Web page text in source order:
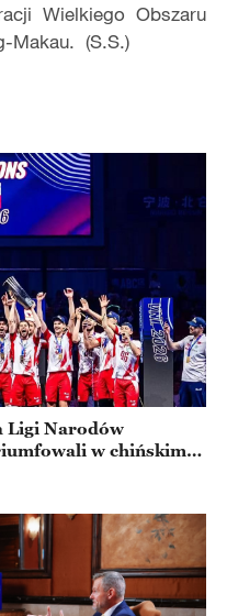
Wielkiego Obszaru
Makau. (S.S.)
Ligi Narodów
w chińskim